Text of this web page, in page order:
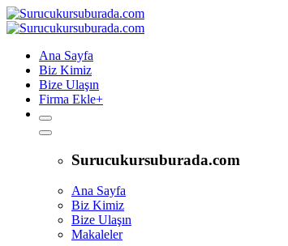
Ana Sayfa
Biz Kimiz
Bize Ulaşın
Firma Ekle+
Surucukursuburada.com
Ana Sayfa
Biz Kimiz
Bize Ulaşın
Makaleler